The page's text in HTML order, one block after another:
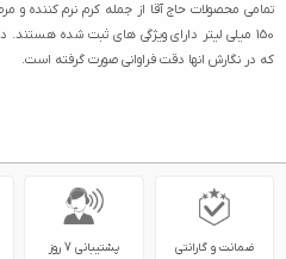
تمامی محصولات حاج آقا از جمله کرم نرم کننده و
150 میلی لیتر دارای ویژگی های ثبت شده
که در نگارش انها دقت فراوانی صورت گرفته است.
ضمانت و گارانتی
پشتیبانی 7 روز